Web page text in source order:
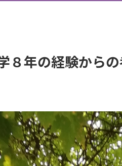
８年の経験から